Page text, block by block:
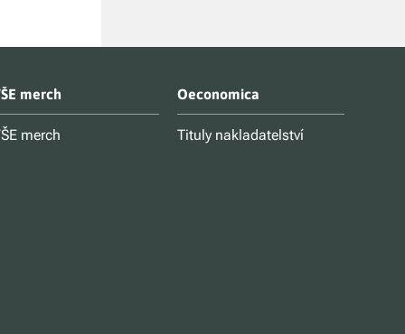
merch
merch
Oeconomica
Tituly nakladatelství